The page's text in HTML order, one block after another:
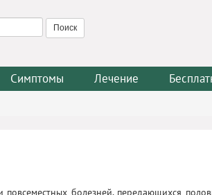
Симптомы Лечение
повсеместных болезней, передающихся